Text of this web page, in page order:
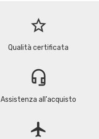
star_border
Qualità certificata
headset_mic
Assistenza all'acquisto
flight